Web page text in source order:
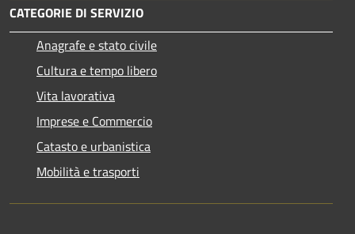
CATEGORIE DI SERVIZIO
Anagrafe e stato civile
Cultura e tempo libero
Vita lavorativa
Imprese e Commercio
Catasto e urbanistica
Mobilità e trasporti